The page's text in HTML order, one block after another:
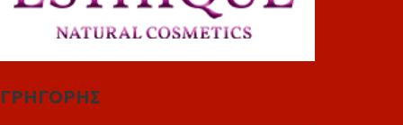
ΓΡΗΓΟΡΗΣ